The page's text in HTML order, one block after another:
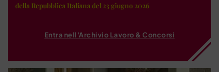
della Repubblica Italiana del 23 giugno 2026
Entra nell'Archivio Lavoro & Concorsi